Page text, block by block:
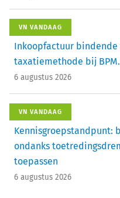
VN VANDAAG
Inkoopfactuur bindende
taxatiemethode bij
6 augustus 2026
VN VANDAAG
Kennisgroepstandpunt:
ondanks
toepassen
6 augustus 2026